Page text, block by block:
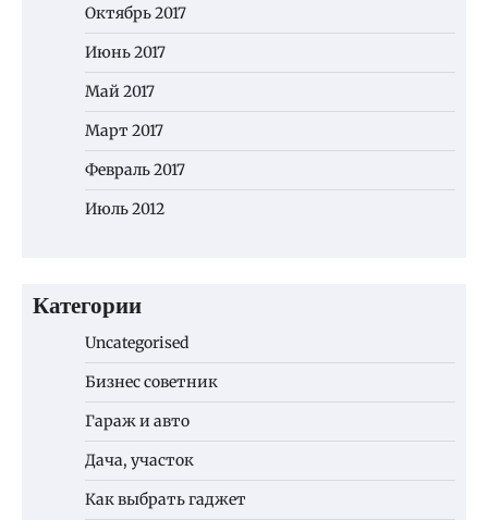
Октябрь 2017
Июнь 2017
Май 2017
Март 2017
Февраль 2017
Июль 2012
Категории
Uncategorised
Бизнес советник
Гараж и авто
Дача, участок
Как выбрать гаджет